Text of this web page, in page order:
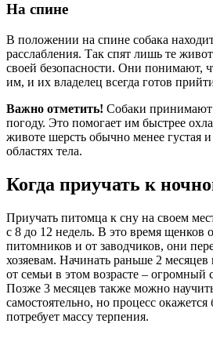
На спине
В положении на спине собака
расслабления. Так спят лишь те
своей безопасности. Они понимают,
им, и их владелец всегда готов
Важно отметить! Собаки
погоду. Это помогает им быстрее
животе шерсть обычно менее густая
областях тела.
Когда приучать к
Приучать питомца к сну на своем
с 8 до 12 недель. В это время щенков
питомников и от заводчиков, они
хозяевам. Начинать раньше 2 месяцев
от семьи в этом возрасте – огромный
Позже 3 месяцев также можно
самостоятельно, но процесс
потребует массу терпения.